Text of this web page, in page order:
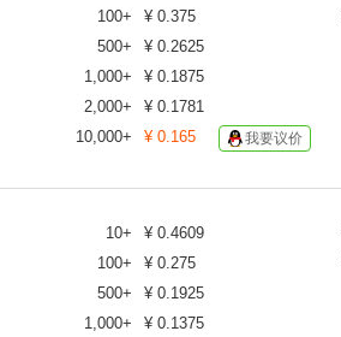
100+ ¥ 0.375
500+ ¥ 0.2625
1,000+ ¥ 0.1875
2,000+ ¥ 0.1781
10,000+ ¥ 0.165 我要议价
10+ ¥ 0.4609
100+ ¥ 0.275
500+ ¥ 0.1925
1,000+ ¥ 0.1375